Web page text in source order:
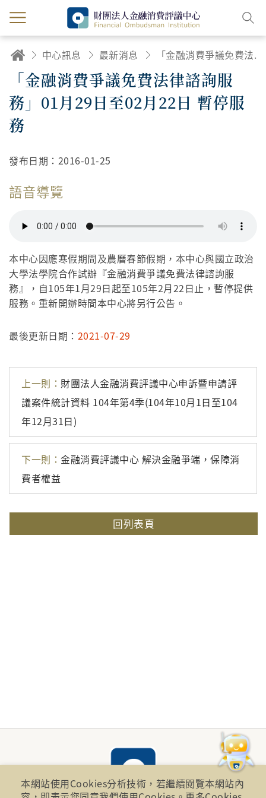
中心訊息 最新消息 「金融消費爭議免費法律諮詢服務」01月29日至02月22日 暫停服務
「金融消費爭議免費法律諮詢服
務」01月29日至02月22日 暫停服
務
發布日期： 2016-01-25
語音導覽
本中心因應寒假期間及農曆春節假期，本中心與國立政治
大學法學院合作試辦『金融消費爭議免費法律諮詢服
務』，自105年1月29日起至105年2月22日止，暫停提供
服務。重新開辦時間本中心將另行公告。
最後更新日期： 2021-07-29
上一則： 財團法人金融消費評議中心申訴暨申請評
議案件統計資料 104年第4季(104年10月1日至104
年12月31日)
下一則： 金融消費評議中心 解決金融爭端，保障消
費者權益
回列表頁
本網站使用Cookies分析技術，若繼續閱覽本網站內